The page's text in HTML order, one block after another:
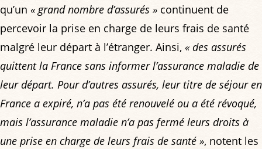
qu’un « grand nombre d’assurés » continuent de
percevoir la prise en charge de leurs frais de santé
malgré leur départ à l’étranger. Ainsi, « des assurés
quittent la France sans informer l’assurance maladie de
leur départ. Pour d’autres assurés, leur titre de séjour en
France a expiré, n’a pas été renouvelé ou a été révoqué,
mais l’assurance maladie n’a pas fermé leurs droits à
une prise en charge de leurs frais de santé », notent les